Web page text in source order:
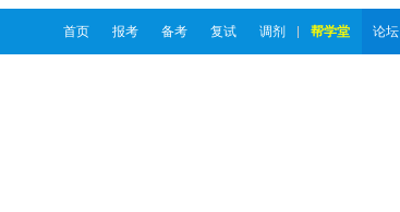
首页 报考 备考 复试 调剂 帮学堂 论坛